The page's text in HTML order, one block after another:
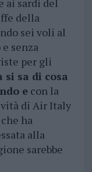
ai sardi del
della
sei voli al
senza
per gli
si sa di cosa
econ la
di Air Italy
ha
alla
sarebbe